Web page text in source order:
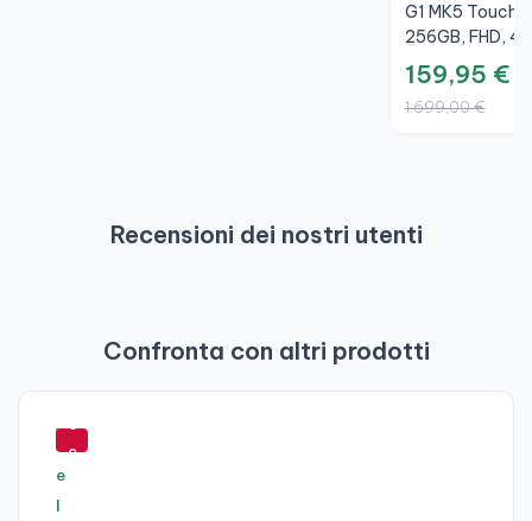
G1 MK5 Touch
256GB, FHD,
159,95 €
1.699,00 €
Recensioni dei nostri utenti
Confronta con altri prodotti
-
6
9